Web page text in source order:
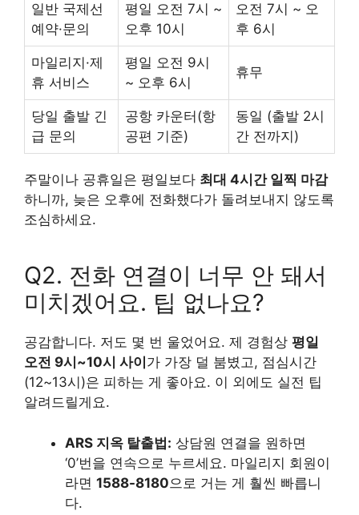
일반 국제선
예약·문의
평일 오전 7시 ~
오후 10시
오전 7시 ~ 오
후 6시
마일리지·제
휴 서비스
평일 오전 9시
~ 오후 6시
휴무
당일 출발 긴
급 문의
공항 카운터(항
공편 기준)
동일 (출발 2시
간 전까지)
주말이나 공휴일은 평일보다 최대 4시간 일찍 마감
하니까, 늦은 오후에 전화했다가 돌려보내지 않도록
조심하세요.
Q2. 전화 연결이 너무 안 돼서
미치겠어요. 팁 없나요?
공감합니다. 저도 몇 번 울었어요. 제 경험상 평일
오전 9시~10시 사이 가 가장 덜 붐볐고, 점심시간
(12~13시)은 피하는 게 좋아요. 이 외에도 실전 팁
알려드릴게요.
ARS 지옥 탈출법: 상담원 연결을 원하면
‘0’번을 연속으로 누르세요. 마일리지 회원이
라면 1588-8180으로 거는 게 훨씬 빠릅니
다.